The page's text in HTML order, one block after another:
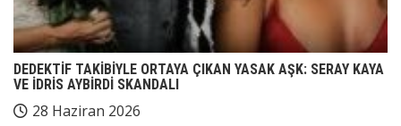
DEDEKTİF TAKİBİYLE ORTAYA ÇIKAN YASAK AŞK: SERAY KAYA
VE İDRİS AYBİRDİ SKANDALI
28 Haziran 2026